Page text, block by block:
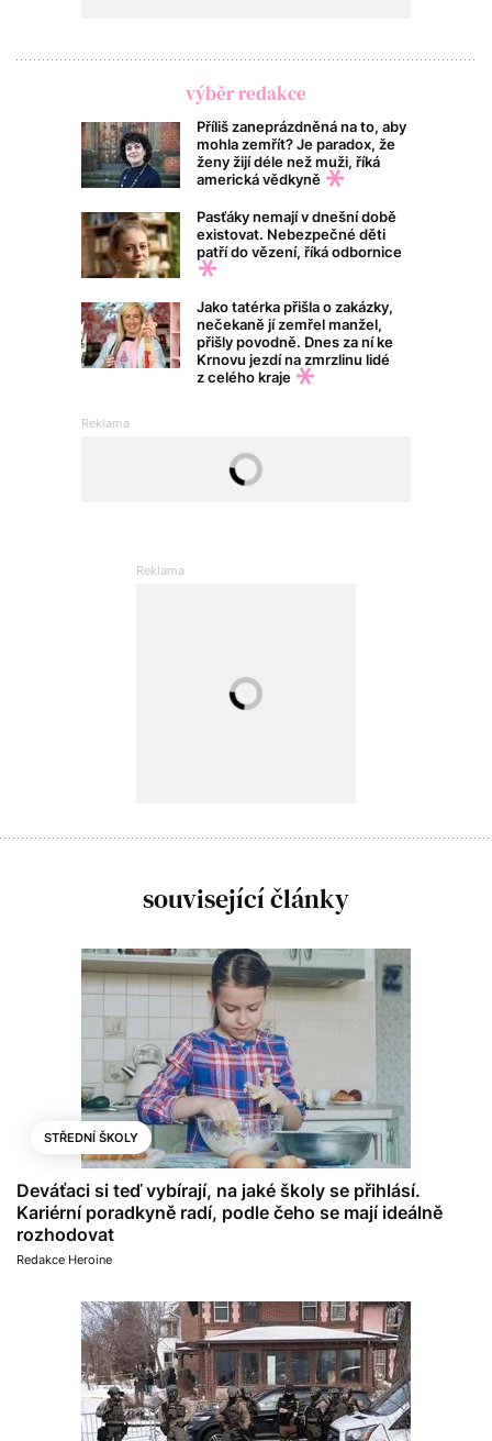
výběr redakce
Příliš zaneprázdněná na to, aby
mohla zemřít? Je paradox, že
ženy žijí déle než muži, říká
americká vědkyně
Pasťáky nemají v dnešní době
existovat. Nebezpečné děti
patří do vězení, říká odbornice
Jako tatérka přišla o zakázky,
nečekaně jí zemřel manžel,
přišly povodně. Dnes za ní ke
Krnovu jezdí na zmrzlinu lidé
z celého kraje
související články
STŘEDNÍ ŠKOLY
Deváťaci si teď vybírají, na jaké školy se přihlásí.
Kariérní poradkyně radí, podle čeho se mají ideálně
rozhodovat
Redakce Heroine